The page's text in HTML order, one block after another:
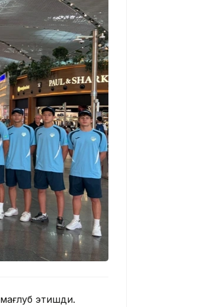
этишди.